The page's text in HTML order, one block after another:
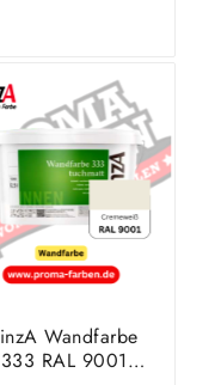
Wandfarbe
333 RAL 9001